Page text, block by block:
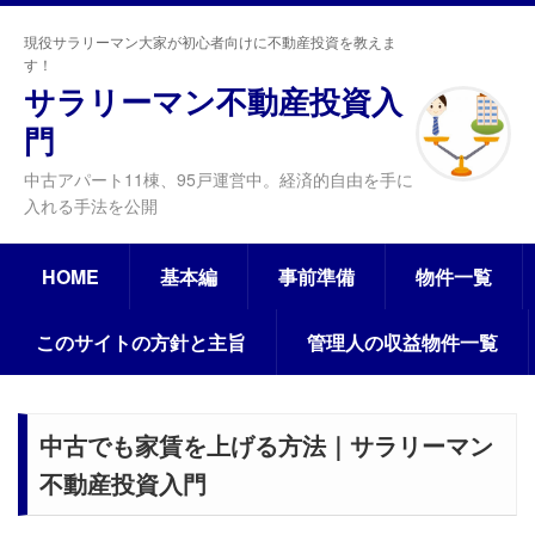
現役サラリーマン大家が初心者向けに不動産投資を教えま
す！
サラリーマン不動産投資入
門
中古アパート11棟、95戸運営中。経済的自由を手に
入れる手法を公開
HOME 基本編 事前準備 物件一覧
このサイトの方針と主旨 管理人の収益物件一覧
中古でも家賃を上げる方法｜サラリーマン
不動産投資入門